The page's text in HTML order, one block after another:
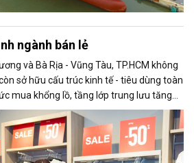
ngành bán lẻ
và Bà Rịa - Vũng Tàu, TP.HCM không
sở hữu cấu trúc kinh tế - tiêu dùng toàn
mua khổng lồ, tầng lớp trung lưu tăng
chuyển đổi số mạnh mẽ, thành phố
bán lẻ đa cực, mang lại cơ hội chiến lược
biết nắm bắt thời cơ và hành động sớm.